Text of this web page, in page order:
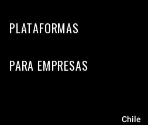
PLATAFORMAS
PARA EMPRESAS
Chile